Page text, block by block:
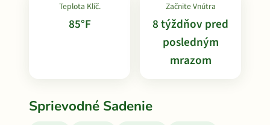
Teplota Klíč.
85°F
Začnite Vnútra
8 týždňov pred
posledným
mrazom
Sprievodné Sadenie